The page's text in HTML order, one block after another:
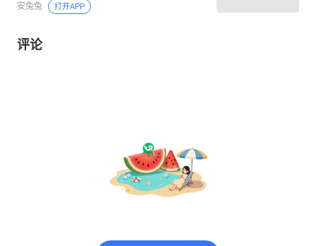
安兔兔 打开APP
评论